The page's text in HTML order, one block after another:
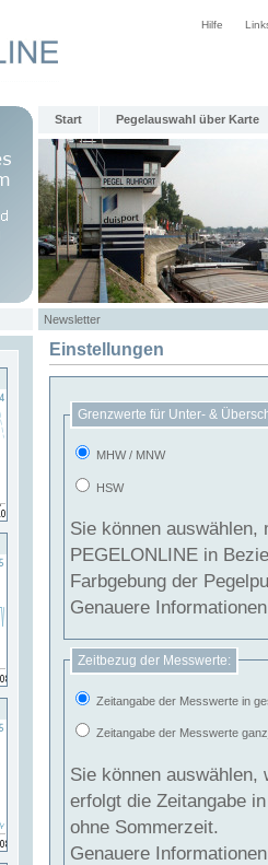
Hilfe
Start Pegelauswahl über Karte
Newsletter
Einstellungen
Grenzwerte für Unter- &
MHW / MNW
HSW
Sie können
PEGELONLINE in Beziehung
Farbgebung der
Genauere
Zeitbezug der Messwerte:
Zeitangabe der Messwerte in
Zeitangabe der Messwerte
Sie können auswählen,
erfolgt die Zeitangabe
ohne Sommerzeit.
Genauere